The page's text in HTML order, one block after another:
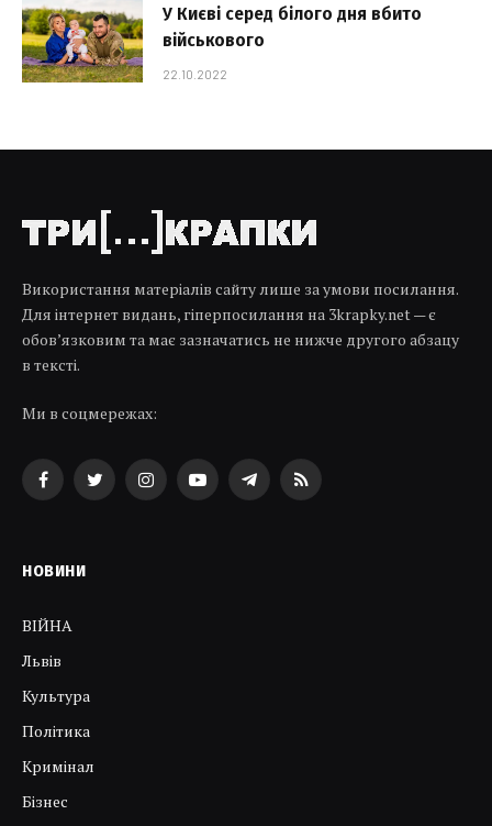
У Києві серед білого дня вбито
військового
22.10.2022
Використання матеріалів сайту лише за умови посилання.
Для інтернет видань, гіперпосилання на 3krapky.net — є
обов’язковим та має зазначатись не нижче другого абзацу
в тексті.
Ми в соцмережах:
FacebookTwitterInstagramYouTubeTelegramRSS
НОВИНИ
ВІЙНА
Львів
Культура
Політика
Кримінал
Бізнес